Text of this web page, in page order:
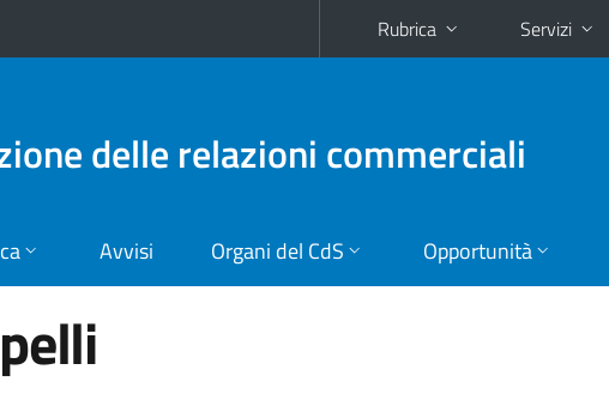
Rubrica Servizi
delle relazioni commerciali
Avvisi Organi del CdS Opportunità